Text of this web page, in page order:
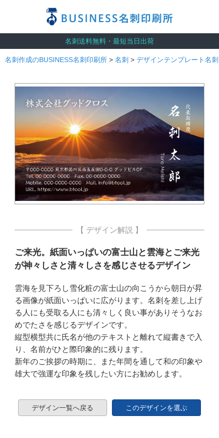
名刺送料無料・最短当日出荷
名刺作成のBUSINESS名刺印刷所 > 名刺 > デザインテンプレート名刺
【 デザイン解説 】
ご来光。紙面いっぱいの富士山と雲海とご来光
が神々しさと清々しさを感じさせるデザイン
雲海を見下ろし雪化粧の富士山の向こうから朝日が昇
る画像が紙面いっぱいに広がります。名刺を差し上げ
る人にも受取る人にも清々しく良い事がありそうなお
めでたさを感じるデザインです。
縦型横型共に氏名が他のテキストと離れて縦書きで入
り、名前がひと際印象的に残ります。
新年のご挨拶の時期に、また年間を通して和の印象や
雄大で強運な印象を残したい方にお勧めします。
デザイン一覧へ戻る このデザインを選ぶ